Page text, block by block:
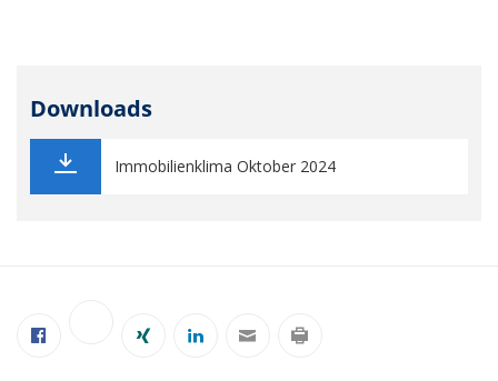
Downloads
Immobilienklima Oktober 2024